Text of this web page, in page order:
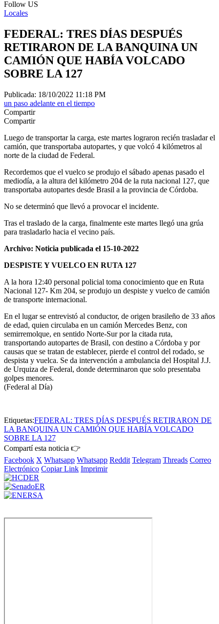
Follow US
Locales
FEDERAL: TRES DÍAS DESPUÉS
RETIRARON DE LA BANQUINA UN
CAMIÓN QUE HABÍA VOLCADO
SOBRE LA 127
Publicada: 18/10/2022 11:18 PM
un paso adelante en el tiempo
Compartir
Compartir
Luego de transportar la carga, este martes lograron recién trasladar el
camión, que transportaba autopartes, y que volcó 4 kilómetros al
norte de la ciudad de Federal.
Recordemos que el vuelco se produjo el sábado apenas pasado el
mediodía, a la altura del kilómetro 204 de la ruta nacional 127, que
transportaba autopartes desde Brasil a la provincia de Córdoba.
No se determinó que llevó a provocar el incidente.
Tras el traslado de la carga, finalmente este martes llegó una grúa
para trasladarlo hacia el vecino país.
Archivo: Noticia publicada el 15-10-2022
DESPISTE Y VUELCO EN RUTA 127
A la hora 12:40 personal policial toma conocimiento que en Ruta
Nacional 127- Km 204, se produjo un despiste y vuelco de camión
de transporte internacional.
En el lugar se entrevistó al conductor, de origen brasileño de 33 años
de edad, quien circulaba en un camión Mercedes Benz, con
semirremolque, en sentido Norte-Sur por la citada ruta,
transportando autopartes de Brasil, con destino a Córdoba y por
causas que se tratan de establecer, pierde el control del rodado, se
despista y vuelca. Se da intervención a ambulancia del Hospital J.J.
de Urquiza de Federal, donde determinaron que solo presentaba
golpes menores.
(Federal al Día)
Etiquetas:FEDERAL: TRES DÍAS DESPUÉS RETIRARON DE
LA BANQUINA UN CAMIÓN QUE HABÍA VOLCADO
SOBRE LA 127
Compartí esta noticia 👉
Facebook X Whatsapp Whatsapp Reddit Telegram Threads Correo
Electrónico Copiar Link Imprimir